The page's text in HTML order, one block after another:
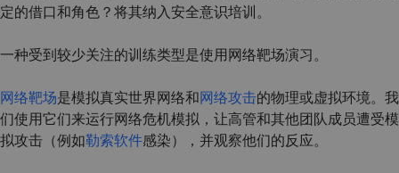
定的借口和角色？将其纳入安全意识培训。
一种受到较少关注的训练类型是使用网络靶场演习。
网络靶场是模拟真实世界网络和网络攻击的物理或虚拟环境。我
们使用它们来运行网络危机模拟，让高管和其他团队成员遭受模
拟攻击（例如勒索软件感染），并观察他们的反应。